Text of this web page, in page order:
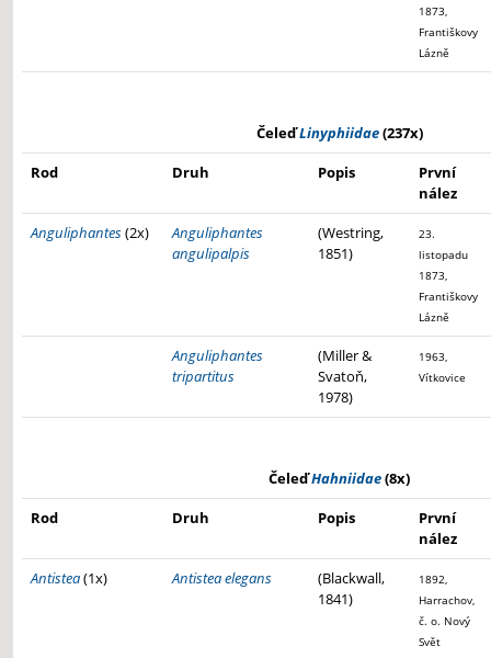
1873,
Františkovy
Lázně
ČeleďLinyphiidae(237x)
Rod
Druh Popis
První
nález
Anguliphantes(2x)
Anguliphantes
angulipalpis
(Westring,
1851)
23.
listopadu
1873,
Františkovy
Lázně
Anguliphantes
tripartitus
(Miller &
Svatoň,
1978)
1963,
Vítkovice
ČeleďHahniidae(8x)
Rod
Druh Popis
První
nález
Antistea(1x) Antistea elegans
(Blackwall,
1841)
1892,
Harrachov,
č. o. Nový
Svět